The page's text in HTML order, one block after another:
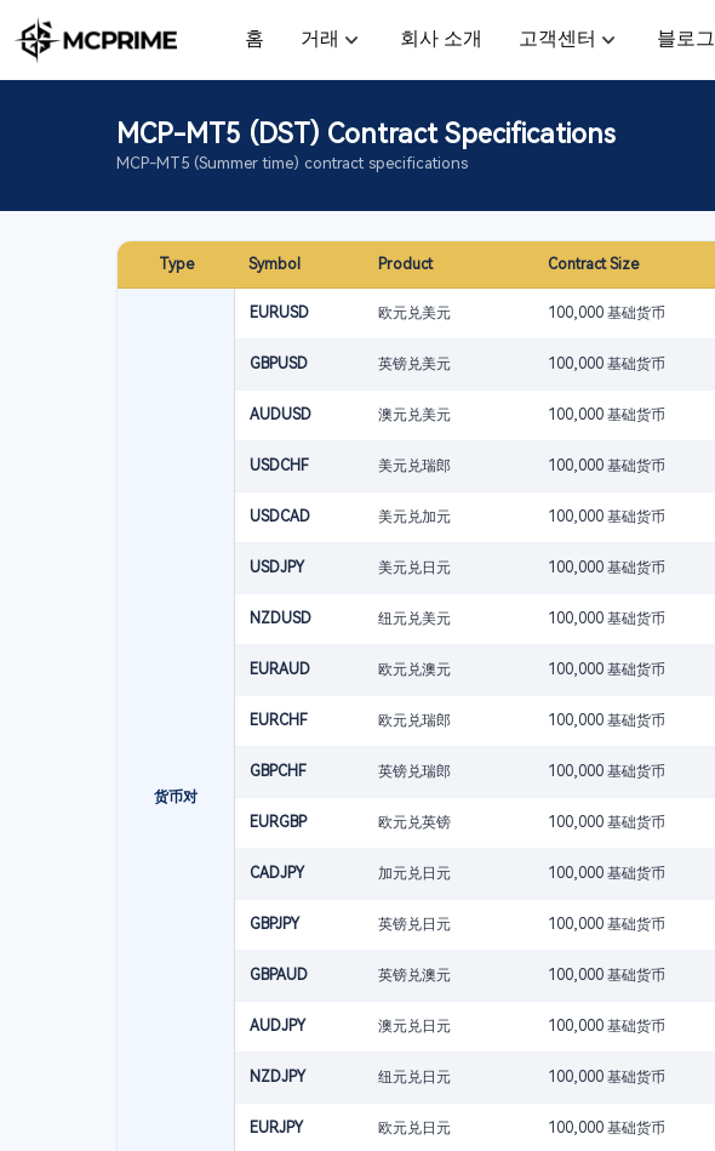
홈 거래 회사 소개 고객센터 블로그
MCP-MT5 (DST) Contract Specifications
MCP-MT5 (Summer time) contract specifications
Type Symbol Product Contract Size
货币对
EURUSD 欧元兑美元 100,000 基础货币
GBPUSD 英镑兑美元 100,000 基础货币
AUDUSD 澳元兑美元 100,000 基础货币
USDCHF 美元兑瑞郎 100,000 基础货币
USDCAD 美元兑加元 100,000 基础货币
USDJPY 美元兑日元 100,000 基础货币
NZDUSD 纽元兑美元 100,000 基础货币
EURAUD 欧元兑澳元 100,000 基础货币
EURCHF 欧元兑瑞郎 100,000 基础货币
GBPCHF 英镑兑瑞郎 100,000 基础货币
EURGBP 欧元兑英镑 100,000 基础货币
CADJPY 加元兑日元 100,000 基础货币
GBPJPY 英镑兑日元 100,000 基础货币
GBPAUD 英镑兑澳元 100,000 基础货币
AUDJPY 澳元兑日元 100,000 基础货币
NZDJPY 纽元兑日元 100,000 基础货币
EURJPY 欧元兑日元 100,000 基础货币